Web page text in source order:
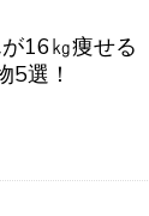
16㎏痩せる
5選！